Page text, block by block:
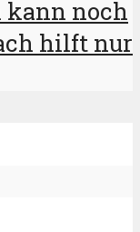
kann noch
hilft nur